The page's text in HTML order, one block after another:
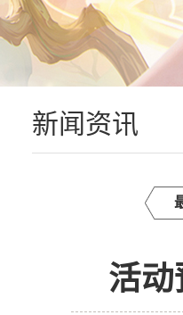
新闻资讯
活动